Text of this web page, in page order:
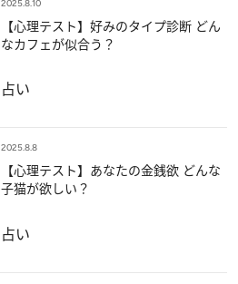
2025.8.10
【心理テスト】好みのタイプ診断 どん
なカフェが似合う？
占い
2025.8.8
【心理テスト】あなたの金銭欲 どんな
子猫が欲しい？
占い